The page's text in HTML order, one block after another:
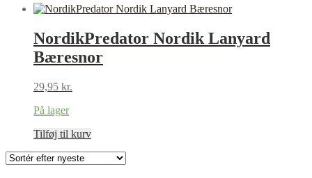
NordikPredator Nordik Lanyard
Bæresnor
29,95 kr.
På lager
Tilføj til kurv